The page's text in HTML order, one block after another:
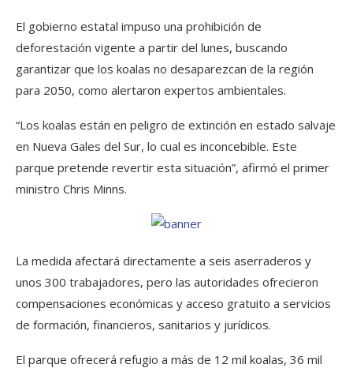
El gobierno estatal impuso una prohibición de
deforestación vigente a partir del lunes, buscando
garantizar que los koalas no desaparezcan de la región
para 2050, como alertaron expertos ambientales.
“Los koalas están en peligro de extinción en estado salvaje
en Nueva Gales del Sur, lo cual es inconcebible. Este
parque pretende revertir esta situación”, afirmó el primer
ministro Chris Minns.
La medida afectará directamente a seis aserraderos y
unos 300 trabajadores, pero las autoridades ofrecieron
compensaciones económicas y acceso gratuito a servicios
de formación, financieros, sanitarios y jurídicos.
El parque ofrecerá refugio a más de 12 mil koalas, 36 mil